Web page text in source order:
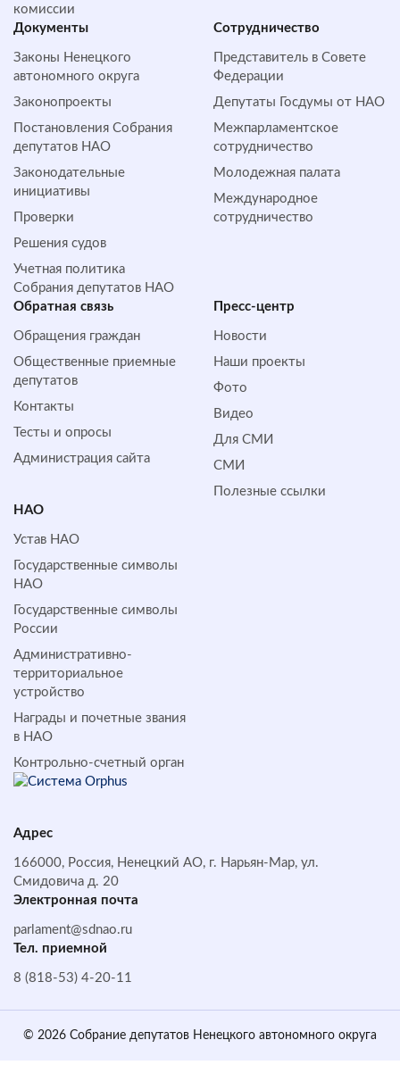
комиссии
Документы
Законы Ненецкого
автономного округа
Законопроекты
Постановления Собрания
депутатов НАО
Законодательные
инициативы
Проверки
Решения судов
Учетная политика
Собрания депутатов НАО
Сотрудничество
Представитель в Совете
Федерации
Депутаты Госдумы от НАО
Межпарламентское
сотрудничество
Молодежная палата
Международное
сотрудничество
Обратная cвязь
Обращения граждан
Общественные приемные
депутатов
Контакты
Тесты и опросы
Администрация сайта
Пресс-центр
Новости
Наши проекты
Фото
Видео
Для СМИ
СМИ
Полезные ссылки
НАО
Устав НАО
Государственные символы
НАО
Государственные символы
России
Административно-
территориальное
устройство
Награды и почетные звания
в НАО
Контрольно-счетный орган
Адрес
166000, Россия, Ненецкий АО, г. Нарьян-Мар, ул.
Смидовича д. 20
Электронная почта
parlament@sdnao.ru
Тел. приемной
8 (818-53) 4-20-11
© 2026 Собрание депутатов Ненецкого автономного округа